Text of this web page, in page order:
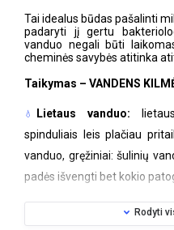
Tai idealus būdas pašalinti
padaryti jį gertu
vanduo negali būti
cheminės savybės atitinka
Taikymas – VANDENS
Lietaus vanduo:
spinduliais leis plačiau
vanduo, gręžiniai: šulinių
padės išvengti bet kokio
spinduliais užtikrins
Rodyti